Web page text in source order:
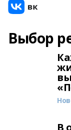
Выбор
В